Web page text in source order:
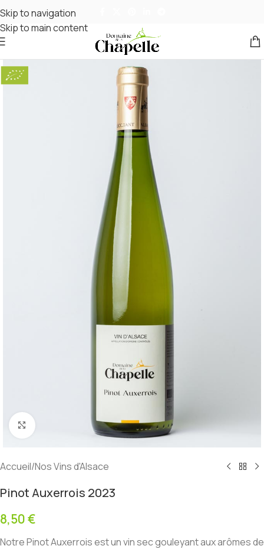
Skip to navigation
Skip to main content
Click to enlarge
Accueil/Nos Vins d'Alsace
Pinot Auxerrois 2023
8,50€
Notre Pinot Auxerrois est un vin sec gouleyant aux arômes de